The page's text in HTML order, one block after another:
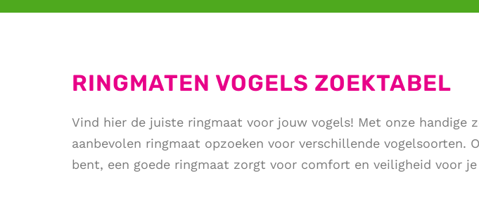
RINGMATEN VOGELS ZOEKTABEL
Vind hier de juiste ringmaat voor jouw vogels! Met onze handige
aanbevolen ringmaat opzoeken voor verschillende vogelsoorten.
bent, een goede ringmaat zorgt voor comfort en veiligheid voor je